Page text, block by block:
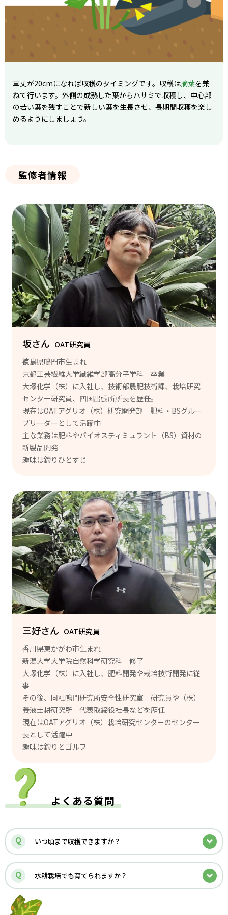
草丈が20cmになれば収穫のタイミングです。収穫は摘葉を兼
ねて行います。外側の成熟した葉からハサミで収穫し、中心部
の若い葉を残すことで新しい葉を生長させ、長期間収穫を楽し
めるようにしましょう。
監修者情報
坂さん OAT研究員
徳島県鳴門市生まれ
京都工芸繊維大学繊維学部高分子学科 卒業
大塚化学（株）に入社し、技術部農肥技術課、栽培研究
センター研究員、四国出張所所長を歴任。
現在はOATアグリオ（株）研究開発部 肥料・BSグルー
プリーダーとして活躍中
主な業務は肥料やバイオスティミュラント（BS）資材の
新製品開発
趣味は釣りひとすじ
三好さん OAT研究員
香川県東かがわ市生まれ
新潟大学大学院自然科学研究科 修了
大塚化学（株）に入社し、肥料開発や栽培技術開発に従
事
その後、同社鳴門研究所安全性研究室 研究員や（株）
養液土耕研究所 代表取締役社長などを歴任
現在はOATアグリオ（株）栽培研究センターのセンター
長として活躍中
趣味は釣りとゴルフ
よくある質問
Q いつ頃まで収穫できますか？
Q 水耕栽培でも育てられますか？